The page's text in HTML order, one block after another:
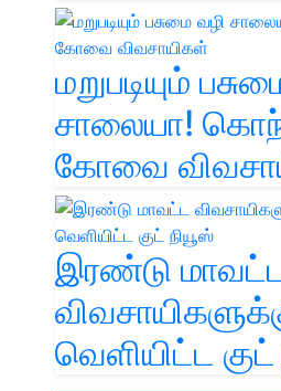
மறுபடியும்
சாலையா!
கோவை
இரண்டு
வெளியிட்ட குட்